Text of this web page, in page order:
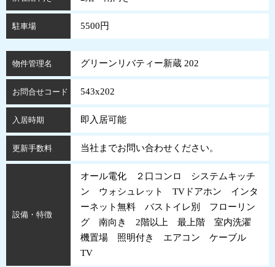
駐車場 5500円
物件管理名 グリーンリバティー新蔵 202
お問合せコード 543x202
入居時期 即入居可能
更新手数料 当社までお問い合わせください。
設備・特徴
オール電化 ２口コンロ システムキッチ
ン ウォシュレット TVドアホン インタ
ーネット無料 バストイレ別 フローリン
グ 南向き 2階以上 最上階 室内洗濯
機置場 照明付き エアコン ケーブル
TV